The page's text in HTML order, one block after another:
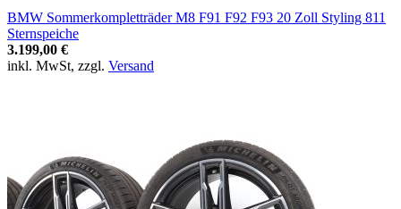
BMW Sommerkompletträder M8 F91 F92 F93 20 Zoll Styling 811
Sternspeiche
3.199,00 €
inkl. MwSt, zzgl. Versand